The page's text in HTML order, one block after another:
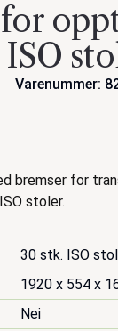
ISO
Varenummer:
bremser for
stoler.
30 stk. ISO
1920 x 554 x
Nei